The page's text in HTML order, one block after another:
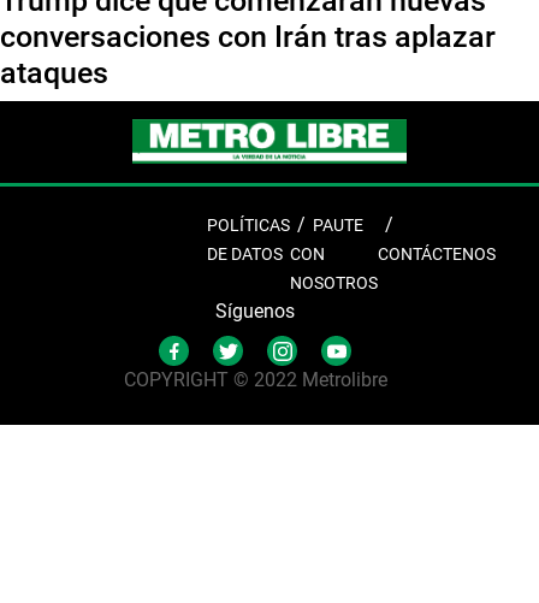
conversaciones con Irán tras aplazar
ataques
POLÍTICAS
DE DATOS
PAUTE
CON
NOSOTROS
CONTÁCTENOS
Síguenos
COPYRIGHT © 2022 Metrolibre